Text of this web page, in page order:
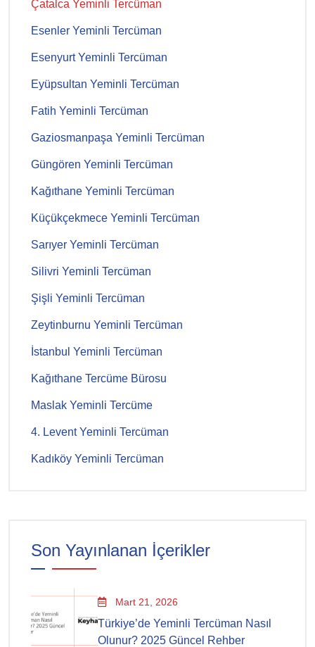
Çatalca Yeminli Tercüman
Esenler Yeminli Tercüman
Esenyurt Yeminli Tercüman
Eyüpsultan Yeminli Tercüman
Fatih Yeminli Tercüman
Gaziosmanpaşa Yeminli Tercüman
Güngören Yeminli Tercüman
Kağıthane Yeminli Tercüman
Küçükçekmece Yeminli Tercüman
Sarıyer Yeminli Tercüman
Silivri Yeminli Tercüman
Şişli Yeminli Tercüman
Zeytinburnu Yeminli Tercüman
İstanbul Yeminli Tercüman
Kağıthane Tercüme Bürosu
Maslak Yeminli Tercüme
4. Levent Yeminli Tercüman
Kadıköy Yeminli Tercüman
Son Yayınlanan İçerikler
Mart 21, 2026
Türkiye’de Yeminli Tercüman Nasıl
Olunur? 2025 Güncel Rehber